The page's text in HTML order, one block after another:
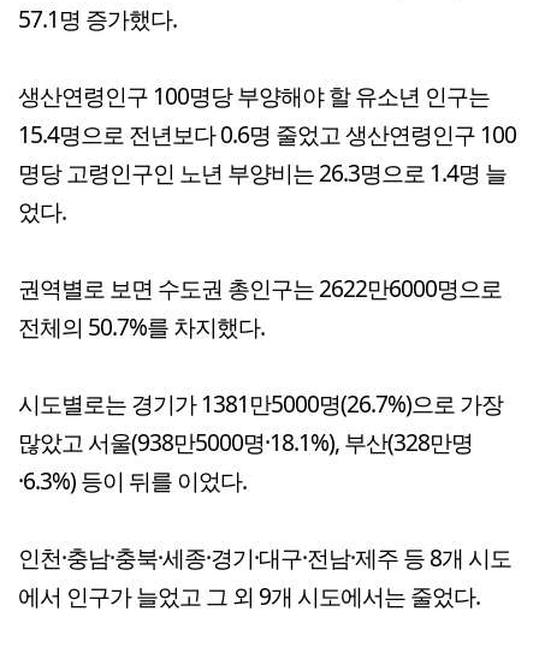
57.1명 증가했다.
생산연령인구 100명당 부양해야 할 유소년 인구는
15.4명으로 전년보다 0.6명 줄었고 생산연령인구 100
명당 고령인구인 노년 부양비는 26.3명으로 1.4명 늘
었다.
권역별로 보면 수도권 총인구는 2622만6000명으로
전체의 50.7%를 차지했다.
시도별로는 경기가 1381만5000명(26.7%)으로 가장
많았고 서울(938만5000명·18.1%), 부산(328만명
·6.3%) 등이 뒤를 이었다.
인천·충남·충북·세종·경기·대구·전남·제주 등 8개 시도
에서 인구가 늘었고 그 외 9개 시도에서는 줄었다.